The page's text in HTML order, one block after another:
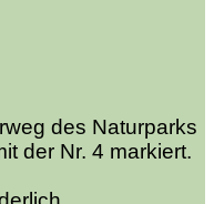
des Naturparks
der Nr. 4 markiert.